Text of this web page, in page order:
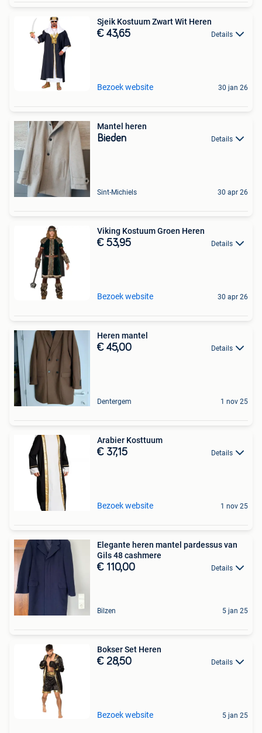
Sjeik Kostuum Zwart Wit Heren
€ 43,65 Details
Bezoek website 30 jan 26
Mantel heren
Bieden Details
Sint-Michiels 30 apr 26
Viking Kostuum Groen Heren
€ 53,95 Details
Bezoek website 30 apr 26
Heren mantel
€ 45,00 Details
Dentergem 1 nov 25
Arabier Kosttuum
€ 37,15 Details
Bezoek website 1 nov 25
Elegante heren mantel pardessus van
Gils 48 cashmere
€ 110,00 Details
Bilzen 5 jan 25
Bokser Set Heren
€ 28,50 Details
Bezoek website 5 jan 25